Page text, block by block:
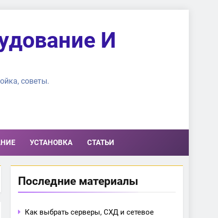
И
советы.
УСТАНОВКА СТАТЬИ
Последние материалы
Как выбрать серверы, СХД и сетевое